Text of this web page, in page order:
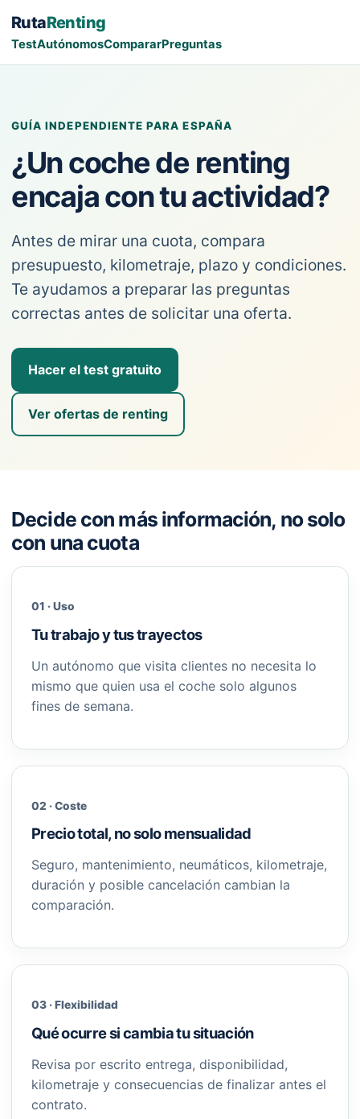
RutaRenting
TestAutónomosCompararPreguntas
GUÍA INDEPENDIENTE PARA ESPAÑA
¿Un coche de renting
encaja con tu actividad?
Antes de mirar una cuota, compara
presupuesto, kilometraje, plazo y condiciones.
Te ayudamos a preparar las preguntas
correctas antes de solicitar una oferta.
Hacer el test gratuito
Ver ofertas de renting
Decide con más información, no solo
con una cuota
01 · Uso
Tu trabajo y tus trayectos
Un autónomo que visita clientes no necesita lo
mismo que quien usa el coche solo algunos
fines de semana.
02 · Coste
Precio total, no solo mensualidad
Seguro, mantenimiento, neumáticos, kilometraje,
duración y posible cancelación cambian la
comparación.
03 · Flexibilidad
Qué ocurre si cambia tu situación
Revisa por escrito entrega, disponibilidad,
kilometraje y consecuencias de finalizar antes el
contrato.